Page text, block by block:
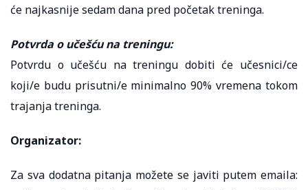
će najkasnije sedam dana pred početak treninga.
Potvrda o učešću na treningu:
Potvrdu o učešću na treningu dobiti će učesnici/ce
koji/e budu prisutni/e minimalno 90% vremena tokom
trajanja treninga.
Organizator:
Za sva dodatna pitanja možete se javiti putem emaila: